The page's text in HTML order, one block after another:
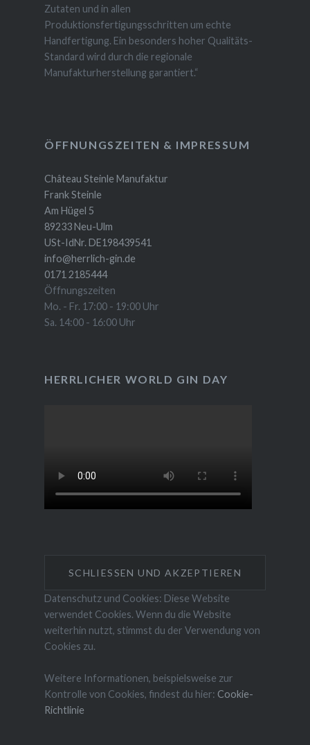
Zutaten und in allen
Produktionsfertigungsschritten um echte
Handfertigung. Ein besonders hoher Qualitäts-
Standard wird durch die regionale
Manufakturherstellung garantiert.“
ÖFFNUNGSZEITEN & IMPRESSUM
Château Steinle Manufaktur
Frank Steinle
Am Hügel 5
89233 Neu-Ulm
USt-IdNr. DE198439541
info@herrlich-gin.de
0171 2185444
Öffnungszeiten
Mo. - Fr. 17:00 - 19:00 Uhr
Sa. 14:00 - 16:00 Uhr
HERRLICHER WORLD GIN DAY
Datenschutz und Cookies: Diese Website
verwendet Cookies. Wenn du die Website
weiterhin nutzt, stimmst du der Verwendung von
Cookies zu.
Weitere Informationen, beispielsweise zur
Kontrolle von Cookies, findest du hier: Cookie-
Richtlinie